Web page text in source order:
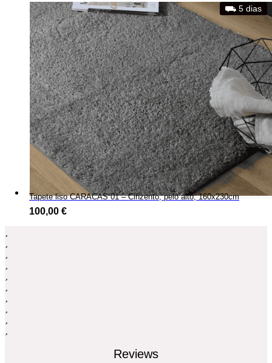
⛟ 5 dias
Tapete liso CARACAS 01 – Cinzento, pelo alto, 160x230cm
100,00 €
Reviews